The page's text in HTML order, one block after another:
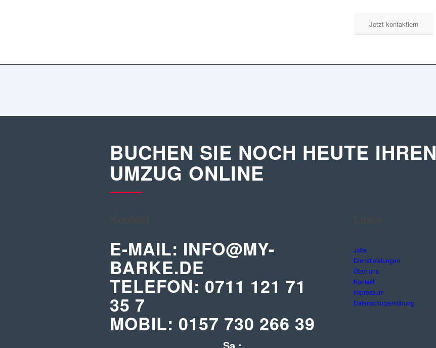
Jetzt kontaktiern
BUCHEN SIE NOCH HEUTE IHREN
UMZUG ONLINE
E-MAIL: INFO@MY-
BARKE.DE
TELEFON: 0711 121 71
35 7
MOBIL: 0157 730 266 39
Jobs
Dienstleistungen
Über uns
Kontakt
Impressum
Datenschutzerklärung